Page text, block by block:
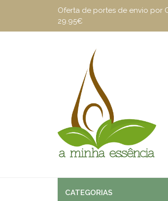
Oferta de portes de envio por
29.95€
CATEGORIAS